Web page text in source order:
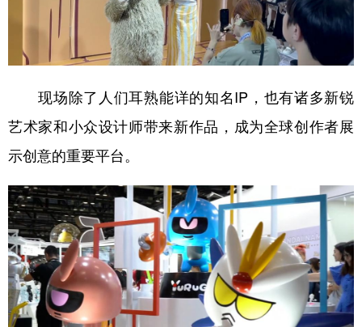
现场除了人们耳熟能详的知名IP，也有诸多新锐
艺术家和小众设计师带来新作品，成为全球创作者展
示创意的重要平台。